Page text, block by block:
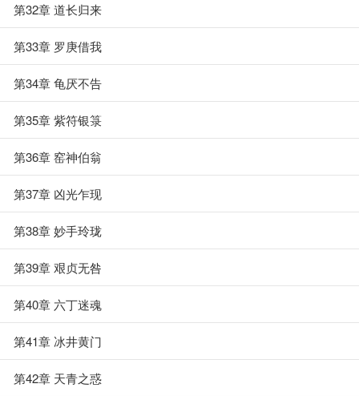
第32章 道长归来
第33章 罗庚借我
第34章 龟厌不告
第35章 紫符银箓
第36章 窑神伯翁
第37章 凶光乍现
第38章 妙手玲珑
第39章 艰贞无咎
第40章 六丁迷魂
第41章 冰井黄门
第42章 天青之惑